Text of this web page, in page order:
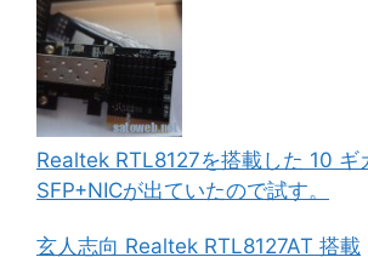
Realtek RTL8127を搭載した 10 ギ
SFP+NICが出ていたので試す。
玄人志向 Realtek RTL8127AT 搭載